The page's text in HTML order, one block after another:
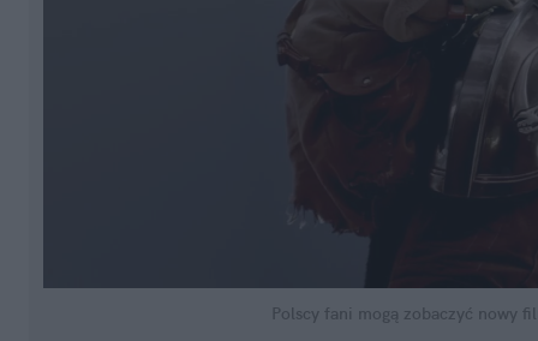
Polscy fani mogą zobaczyć nowy